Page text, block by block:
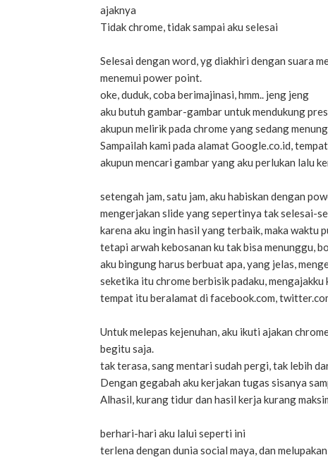
ajaknya
Tidak chrome, tidak sampai aku selesai
Selesai dengan word, yg diakhiri dengan suara
menemui power point.
oke, duduk, coba berimajinasi, hmm.. jeng jeng
aku butuh gambar-gambar untuk mendukung
akupun melirik pada chrome yang sedang
Sampailah kami pada alamat Google.co.id,
akupun mencari gambar yang aku perlukan lalu
setengah jam, satu jam, aku habiskan dengan
mengerjakan slide yang sepertinya tak selesai-
karena aku ingin hasil yang terbaik, maka waktu
tetapi arwah kebosanan ku tak bisa menunggu,
aku bingung harus berbuat apa, yang jelas,
seketika itu chrome berbisik padaku,
tempat itu beralamat di facebook.com,
Untuk melepas kejenuhan, aku ikuti ajakan
begitu saja.
tak terasa, sang mentari sudah pergi, tak lebih
Dengan gegabah aku kerjakan tugas sisanya
Alhasil, kurang tidur dan hasil kerja kurang
berhari-hari aku lalui seperti ini
terlena dengan dunia social maya, dan